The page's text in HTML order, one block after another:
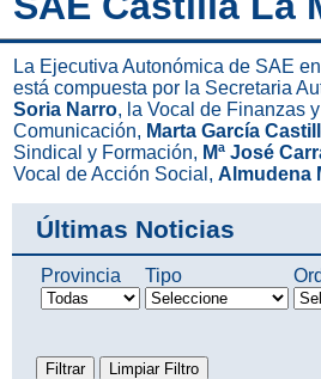
Aceptar
Rechazar
Configurar
La Ejecutiva Autonómica de SAE
está compuesta por la Secretaria
Soria Narro, la Vocal de Finanzas
Comunicación, Marta García
Sindical y Formación, Mª José
Vocal de Acción Social,Almudena
Últimas Noticias
Provincia Tipo